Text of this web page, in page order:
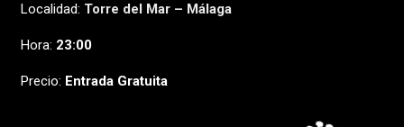
Localidad: Torre del Mar – Málaga
Hora: 23:00
Precio: Entrada Gratuita